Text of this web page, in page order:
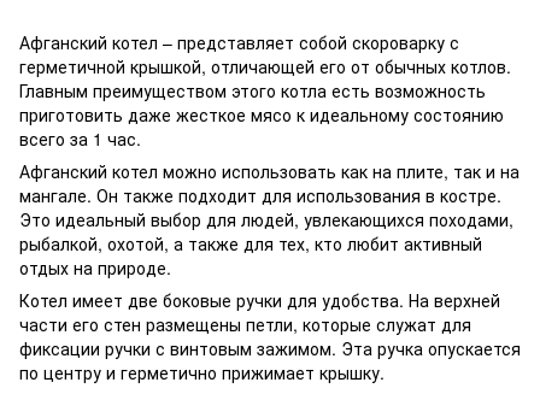
Афганский котел – представляет собой скороварку с
герметичной крышкой, отличающей его от обычных котлов.
Главным преимуществом этого котла есть возможность
приготовить даже жесткое мясо к идеальному состоянию
всего за 1 час.
Афганский котел можно использовать как на плите, так и на
мангале. Он также подходит для использования в костре.
Это идеальный выбор для людей, увлекающихся походами,
рыбалкой, охотой, а также для тех, кто любит активный
отдых на природе.
Котел имеет две боковые ручки для удобства. На верхней
части его стен размещены петли, которые служат для
фиксации ручки с винтовым зажимом. Эта ручка опускается
по центру и герметично прижимает крышку.